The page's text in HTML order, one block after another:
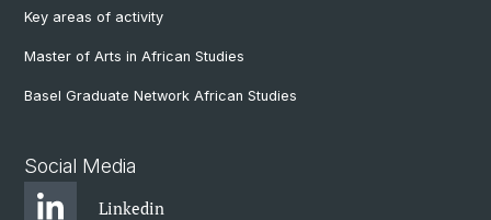
Key areas of activity
Master of Arts in African Studies
Basel Graduate Network African Studies
Social Media
Linkedin